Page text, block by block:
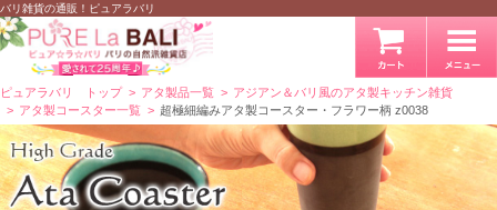
バリ雑貨の通販！ピュアラバリ
ピュアラバリ トップ アタ製品一覧
アジアン＆バリ風のアタ製キッチン雑貨
アタ製コースター一覧
超極細編みアタ製コースター・フラワー柄 z0038